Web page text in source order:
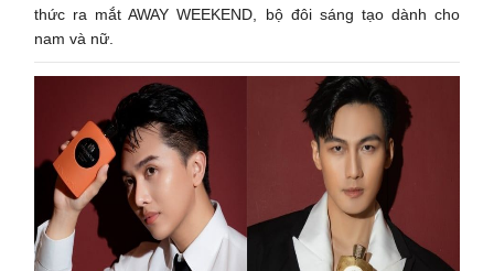
thức ra mắt AWAY WEEKEND, bộ đôi sáng tạo dành cho
nam và nữ.